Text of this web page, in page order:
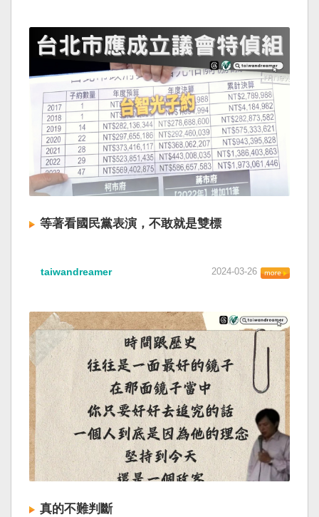
等著看國民黨表演，不敢就是雙標
taiwandreamer 2024-03-26
真的不難判斷